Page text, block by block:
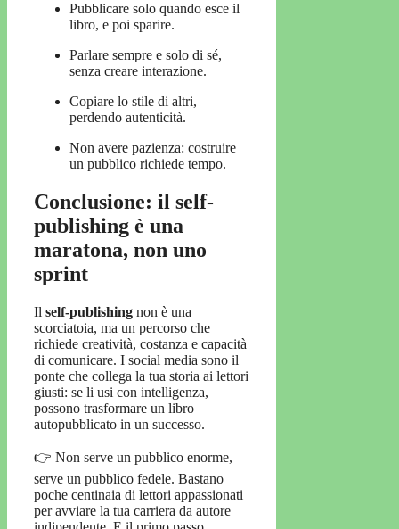
Pubblicare solo quando esce il
libro, e poi sparire.
Parlare sempre e solo di sé,
senza creare interazione.
Copiare lo stile di altri,
perdendo autenticità.
Non avere pazienza: costruire
un pubblico richiede tempo.
Conclusione: il self-
publishing è una
maratona, non uno
sprint
Il self-publishing non è una
scorciatoia, ma un percorso che
richiede creatività, costanza e capacità
di comunicare. I social media sono il
ponte che collega la tua storia ai lettori
giusti: se li usi con intelligenza,
possono trasformare un libro
autopubblicato in un successo.
👉 Non serve un pubblico enorme,
serve un pubblico fedele. Bastano
poche centinaia di lettori appassionati
per avviare la tua carriera da autore